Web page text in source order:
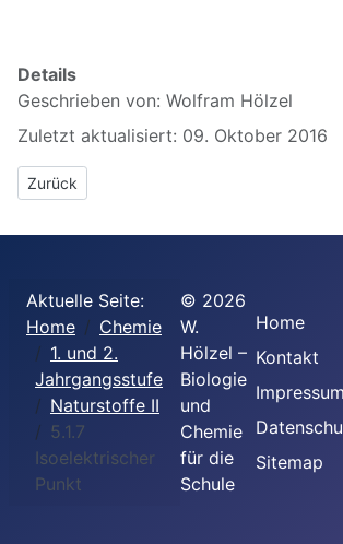
Details
Geschrieben von: Wolfram Hölzel
Zuletzt aktualisiert: 09. Oktober 2016
Vorheriger Beitrag: 5.1.6 Aminosäure sind
Zurück
Aktuelle Seite:
Home
Chemie
1. und 2.
Jahrgangsstufe
Naturstoffe II
5.1.7
Isoelektrischer
Punkt
© 2026
W.
Hölzel –
Biologie
und
Chemie
für die
Schule
Home
Kontakt
Sitemap